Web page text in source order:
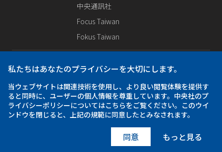
中央通訊社
Focus Taiwan
Fokus Taiwan
SNS公式
Facebook
Instagram
アプリ
iOS
私たちはあなたのプライバシーを大切にします。
当ウェブサイトは関連技術を使用し、より良い閲覧体験を提供す
ると同時に、ユーザーの個人情報を尊重しています。中央社のプ
ライバシーポリシーについてはこちらをご覧ください。このウイ
ンドウを閉じると、上記の規範に同意したとみなされます。
同意 もっと見る